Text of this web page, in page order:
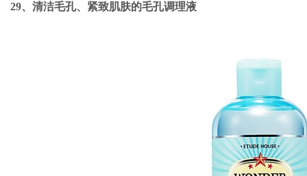
29、清洁毛孔、紧致肌肤的毛孔调理液